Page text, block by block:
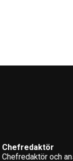
Chefredaktör
Chefredaktör och